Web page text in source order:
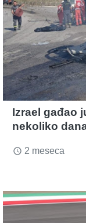
Izrael gađao
nekoliko
access_time 2 meseca